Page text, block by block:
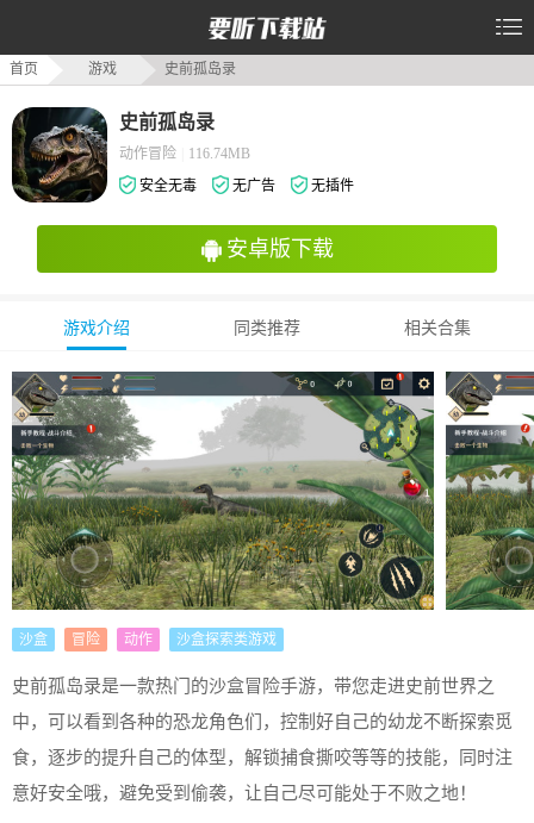
首页 游戏 史前孤岛录
史前孤岛录
动作冒险
116.74MB
安全无毒
无广告 无插件
安卓版下载
游戏介绍 同类推荐 相关合集
沙盒 冒险 动作 沙盒探索类游戏
史前孤岛录是一款热门的沙盒冒险手游，带您走进史前世界之
中，可以看到各种的恐龙角色们，控制好自己的幼龙不断探索觅
食，逐步的提升自己的体型，解锁捕食撕咬等等的技能，同时注
意好安全哦，避免受到偷袭，让自己尽可能处于不败之地！